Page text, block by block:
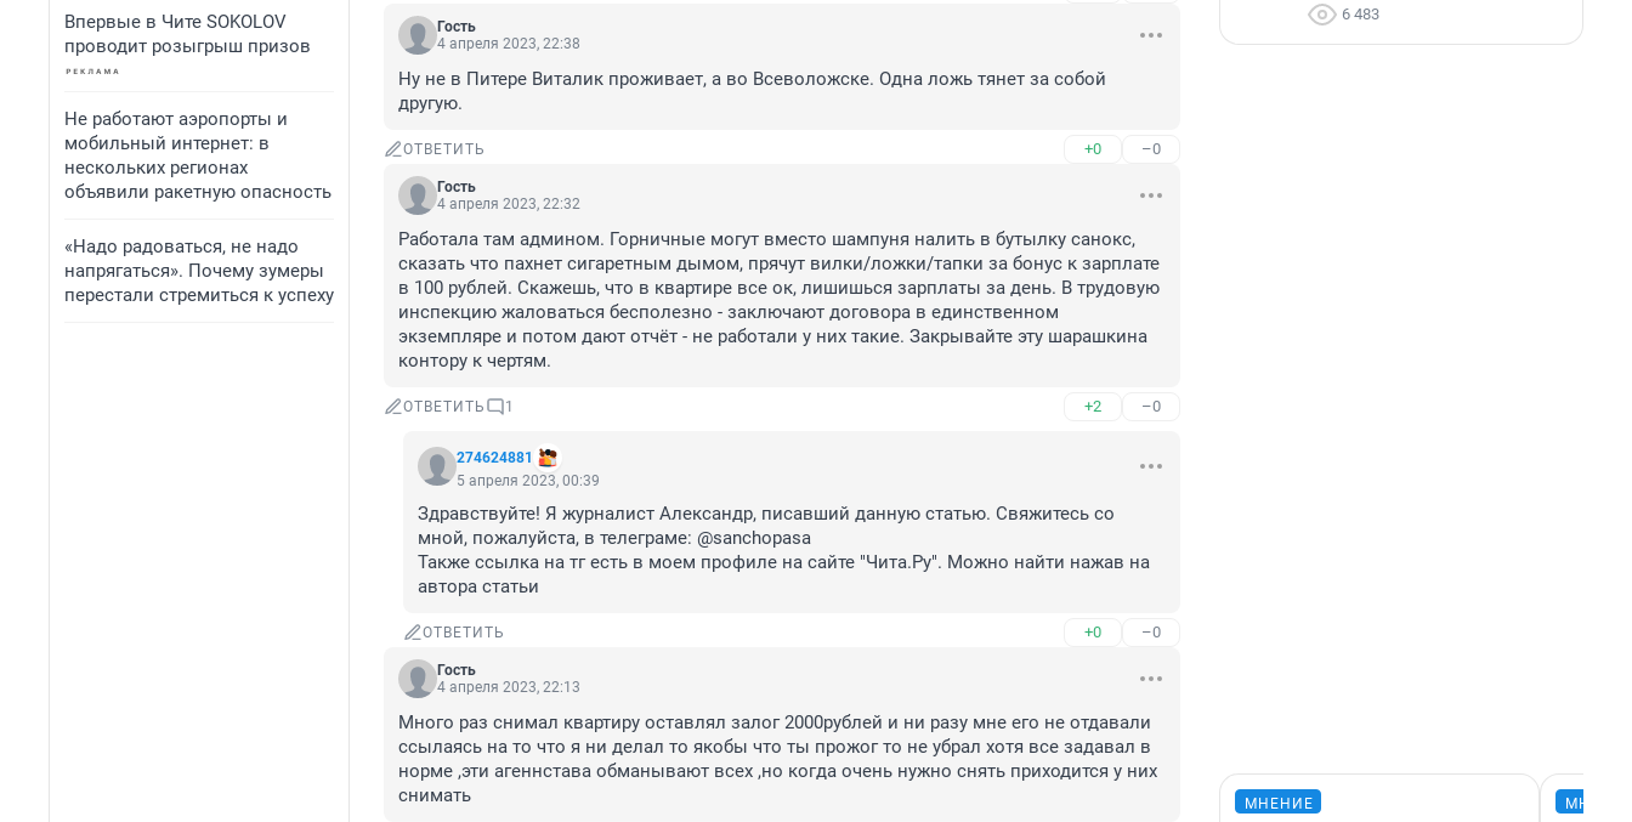
Впервые в Чите SOKOLOV
проводит розыгрыш призов
Не работают аэропорты и
мобильный интернет: в
нескольких регионах
объявили ракетную опасность
«Надо радоваться, не надо
напрягаться». Почему зумеры
перестали стремиться к успеху
Гость
4 апреля 2023, 22:38
Ну не в Питере Виталик проживает, а во Всеволожске. Одна ложь тянет за собой
другую.
ОТВЕТИТЬ +0 –0
Гость
4 апреля 2023, 22:32
Работала там админом. Горничные могут вместо шампуня налить в бутылку санокс,
сказать что пахнет сигаретным дымом, прячут вилки/ложки/тапки за бонус к зарплате
в 100 рублей. Скажешь, что в квартире все ок, лишишься зарплаты за день. В трудовую
инспекцию жаловаться бесполезно - заключают договора в единственном
экземпляре и потом дают отчёт - не работали у них такие. Закрывайте эту шарашкина
контору к чертям.
ОТВЕТИТЬ 1 +2 –0
274624881
5 апреля 2023, 00:39
Здравствуйте! Я журналист Александр, писавший данную статью. Свяжитесь со
мной, пожалуйста, в телеграме: @sanchopasa
Также ссылка на тг есть в моем профиле на сайте "Чита.Ру". Можно найти нажав на
автора статьи
ОТВЕТИТЬ +0 –0
Гость
4 апреля 2023, 22:13
Много раз снимал квартиру оставлял залог 2000рублей и ни разу мне его не отдавали
ссылаясь на то что я ни делал то якобы что ты прожог то не убрал хотя все задавал в
норме ,эти агеннстава обманывают всех ,но когда очень нужно снять приходится у них
снимать
6 483
МНЕНИЕ